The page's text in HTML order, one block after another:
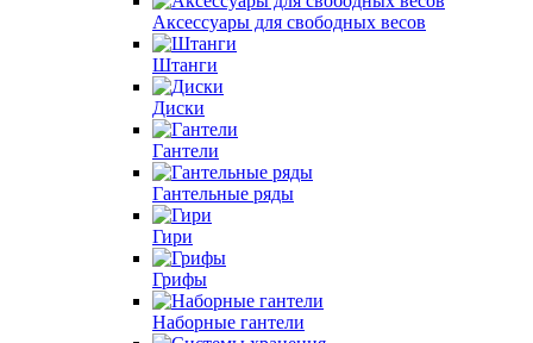
Аксессуары для свободных весов
Штанги
Диски
Гантели
Гантельные ряды
Гири
Грифы
Наборные гантели